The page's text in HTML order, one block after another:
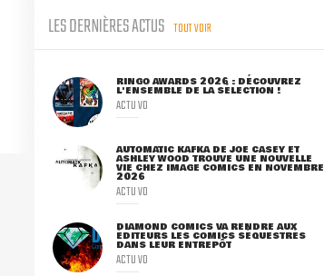
LES DERNIÈRES ACTUS TOUT VOIR
RINGO AWARDS 2026 : DÉCOUVREZ
L'ENSEMBLE DE LA SÉLECTION !
ACTU VO
AUTOMATIC KAFKA DE JOE CASEY ET
ASHLEY WOOD TROUVE UNE NOUVELLE
VIE CHEZ IMAGE COMICS EN NOVEMBRE
2026
ACTU VO
DIAMOND COMICS VA RENDRE AUX
ÉDITEURS LES COMICS SÉQUESTRÉS
DANS LEUR ENTREPÔT
ACTU VO